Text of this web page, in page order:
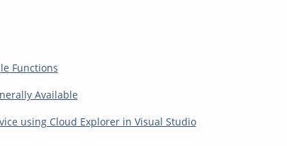
Functions
Available
using Cloud Explorer in Visual Studio